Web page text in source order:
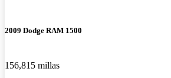
2009 Dodge RAM 1500
156,815 millas